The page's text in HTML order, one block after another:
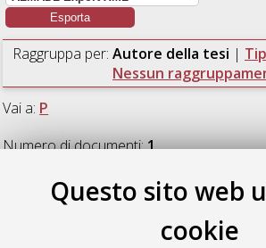
Questo sito web
cookie
Raggruppa per: Autore della tesi |
Nessun
Vai a: P
Numero di documenti:1.